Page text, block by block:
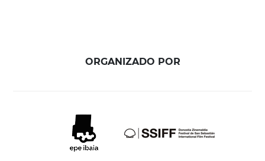
ORGANIZADO POR